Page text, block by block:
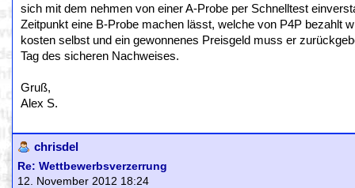
sich mit dem nehmen von einer A-Probe per Schnelltest
Zeitpunkt eine B-Probe machen lässt, welche von P4P bezahlt
kosten selbst und ein gewonnenes Preisgeld muss er
Tag des sicheren Nachweises.
Gruß,
Alex S.
chrisdel
Re: Wettbewerbsverzerrung
12. November 2012 18:24